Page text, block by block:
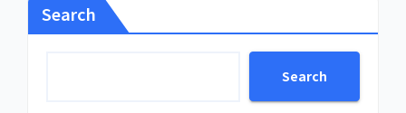
Search
Search